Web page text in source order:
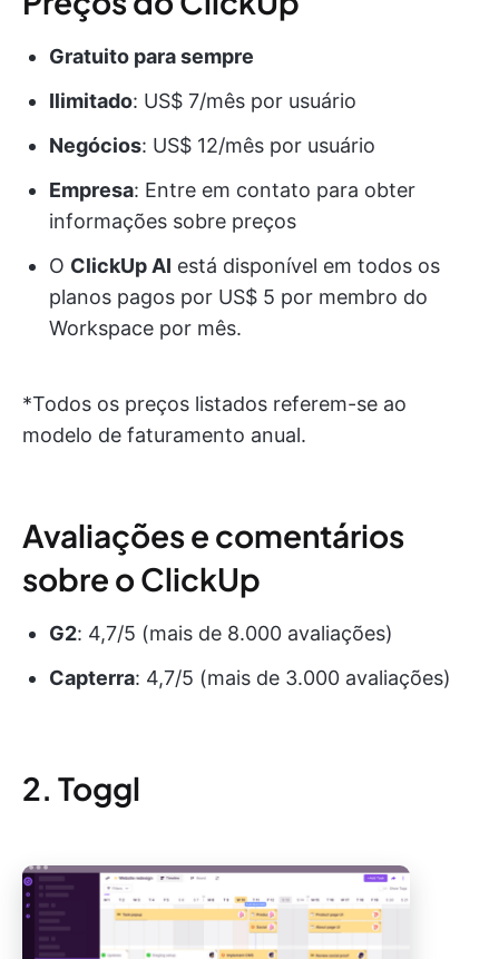
Gratuito para sempre
Ilimitado: US$ 7/mês por usuário
Negócios: US$ 12/mês por usuário
Empresa: Entre em contato para obter
informações sobre preços
O ClickUp AI está disponível em todos os
planos pagos por US$ 5 por membro do
Workspace por mês.
*Todos os preços listados referem-se ao
modelo de faturamento anual.
Avaliações e comentários
sobre o ClickUp
G2: 4,7/5 (mais de 8.000 avaliações)
Capterra: 4,7/5 (mais de 3.000 avaliações)
2. Toggl